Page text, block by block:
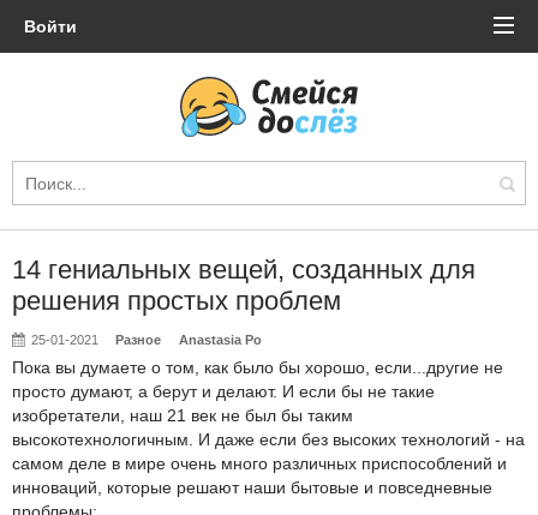
Войти
14 гениальных вещей, созданных для
решения простых проблем
25-01-2021 Разное Anastasia Po
Пока вы думаете о том, как было бы хорошо, если...другие не
просто думают, а берут и делают. И если бы не такие
изобретатели, наш 21 век не был бы таким
высокотехнологичным. И даже если без высоких технологий - на
самом деле в мире очень много различных приспособлений и
инноваций, которые решают наши бытовые и повседневные